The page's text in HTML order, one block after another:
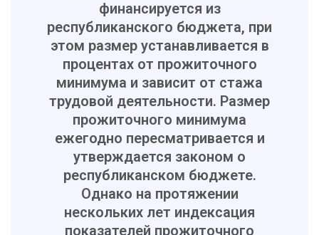
финансируется из
республиканского бюджета, при
этом размер устанавливается в
процентах от прожиточного
минимума и зависит от стажа
трудовой деятельности. Размер
прожиточного минимума
ежегодно пересматривается и
утверждается законом о
республиканском бюджете.
Однако на протяжении
нескольких лет индексация
показателей прожиточного